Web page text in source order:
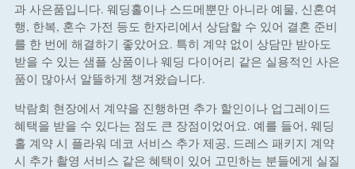
과 사은품입니다. 웨딩홀이나 스드메뿐만 아니라 예물, 신혼여
행, 한복, 혼수 가전 등도 한자리에서 상담할 수 있어 결혼 준비
를 한 번에 해결하기 좋았어요. 특히 계약 없이 상담만 받아도
받을 수 있는 샘플 상품이나 웨딩 다이어리 같은 실용적인 사은
품이 많아서 알뜰하게 챙겨왔습니다.
박람회 현장에서 계약을 진행하면 추가 할인이나 업그레이드
혜택을 받을 수 있다는 점도 큰 장점이었어요. 예를 들어, 웨딩
홀 계약 시 플라워 데코 서비스 추가 제공, 드레스 패키지 계약
시 추가 촬영 서비스 같은 혜택이 있어 고민하는 분들에게 실질